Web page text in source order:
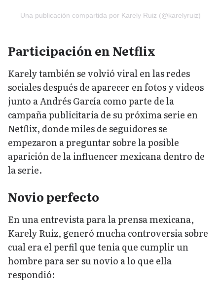
Una publicación compartida por Karely Ruiz (@karelyruiz)
Participación en Netflix
Karely también se volvió viral en las redes
sociales después de aparecer en fotos y videos
junto a Andrés García como parte de la
campaña publicitaria de su próxima serie en
Netflix, donde miles de seguidores se
empezaron a preguntar sobre la posible
aparición de la influencer mexicana dentro de
la serie.
Novio perfecto
En una entrevista para la prensa mexicana,
Karely Ruiz, generó mucha controversia sobre
cual era el perfil que tenia que cumplir un
hombre para ser su novio a lo que ella
respondió: